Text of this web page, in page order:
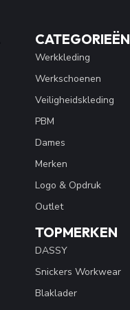
CATEGORIEËN
Werkkleding
Werkschoenen
Veiligheidskleding
PBM
Dames
Merken
Logo & Opdruk
Outlet
TOPMERKEN
DASSY
Snickers Workwear
Blaklader